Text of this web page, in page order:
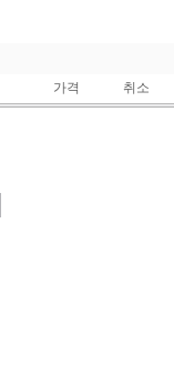
가격 취소